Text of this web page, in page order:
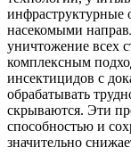
инфраструктурные
насекомыми
уничтожение всех
комплексным
инсектицидов с
обрабатывать
скрываются. Эти
способностью и
значительно